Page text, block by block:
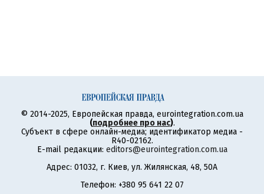
© 2014-2025, Европейская правда, eurointegration.com.ua
(подробнее про нас).
Субъект в сфере онлайн-медиа; идентификатор медиа -
R40-02162.
E-mail редакции: editors@eurointegration.com.ua
Адрес: 01032, г. Киев, ул. Жилянская, 48, 50А
Телефон: +380 95 641 22 07